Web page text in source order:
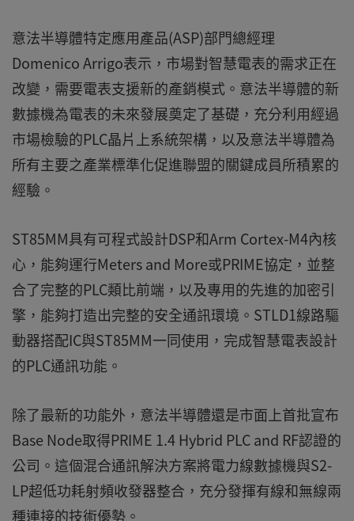
意法半導體特定應用產品(ASP)部門總經理
Domenico Arrigo表示，市場對智慧電表的需求正在
改變，需要電表支援新的產銷模式。意法半導體的新
數據機為電表的未來發展奠定了基礎，充分利用經過
市場檢驗的PLC晶片上系統架構，以及意法半導體為
所有主要之產業標準化促進聯盟的關鍵成員所積累的
經驗。
ST85MM具有可程式設計DSP和Arm Cortex-M4內核
心，能夠運行Meters and More或PRIME協定，並整
合了完整的PLC類比前端，以及專用的先進的加密引
擎，能夠打造出完整的安全通訊環境。STLD1線路驅
動器搭配IC與ST85MM一同使用，完成智慧電表設計
的PLC通訊功能。
除了最新的功能外，意法半導體還是市面上首批宣布
Base Node取得PRIME 1.4 Hybrid PLC and RF認證的
公司。這個混合通訊解決方案將電力線數據機與S2-
LP超低功耗射頻收發器整合，充分發揮有線和無線兩
種連接的技術優勢。